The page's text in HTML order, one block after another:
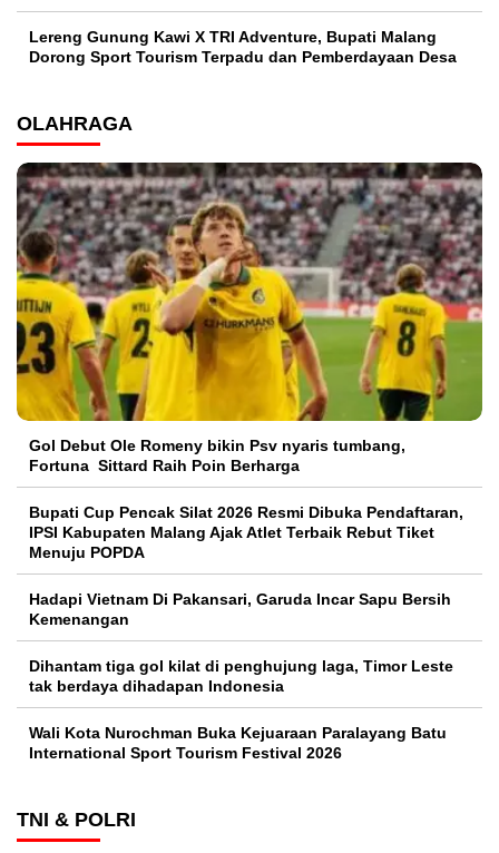
Lereng Gunung Kawi X TRI Adventure, Bupati Malang
Dorong Sport Tourism Terpadu dan Pemberdayaan Desa
OLAHRAGA
Gol Debut Ole Romeny bikin Psv nyaris tumbang,
Fortuna Sittard Raih Poin Berharga
Bupati Cup Pencak Silat 2026 Resmi Dibuka Pendaftaran,
IPSI Kabupaten Malang Ajak Atlet Terbaik Rebut Tiket
Menuju POPDA
Hadapi Vietnam Di Pakansari, Garuda Incar Sapu Bersih
Kemenangan
Dihantam tiga gol kilat di penghujung laga, Timor Leste
tak berdaya dihadapan Indonesia
Wali Kota Nurochman Buka Kejuaraan Paralayang Batu
International Sport Tourism Festival 2026
TNI & POLRI